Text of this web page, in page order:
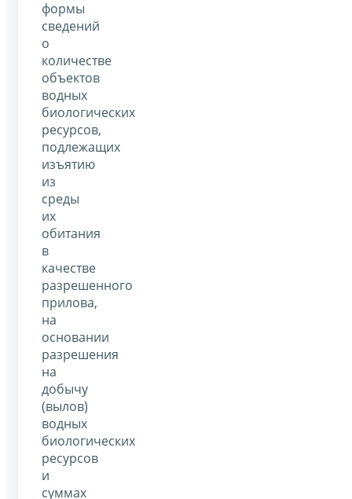
формы
сведений
о
количестве
объектов
водных
биологических
ресурсов,
подлежащих
изъятию
из
среды
их
обитания
в
качестве
разрешенного
прилова,
на
основании
разрешения
на
добычу
(вылов)
водных
биологических
ресурсов
и
суммах